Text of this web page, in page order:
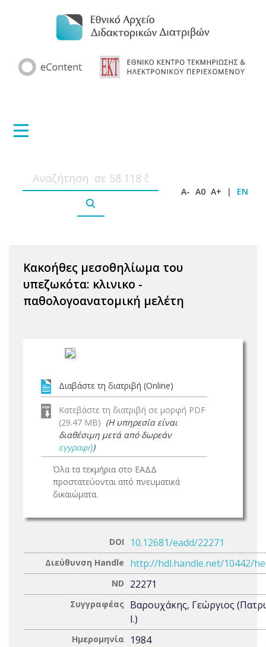
A- A0 A+ | EN
Κακοήθες μεσοθηλίωμα του
υπεζωκότα: κλινικο -
παθολογοανατομική μελέτη
Διαβάστε τη διατριβή (Online)
Κατεβάστε τη διατριβή σε μορφή PDF
(29.47 MB) (Η υπηρεσία είναι
διαθέσιμη μετά από δωρεάν
εγγραφή)
Όλα τα τεκμήρια στο ΕΑΔΔ
προστατεύονται από πνευματικά
δικαιώματα.
DOI 10.12681/eadd/22271
Διεύθυνση Handle http://hdl.handle.net/10442/
ND 22271
Συγγραφέας Βαρουχάκης, Γεώργιος
I.)
Ημερομηνία 1984